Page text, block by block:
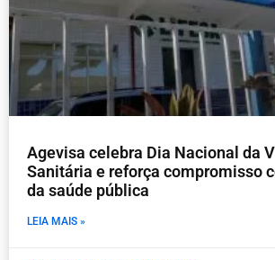
Agevisa celebra Dia Nacional da
Sanitária e reforça compromisso
da saúde pública
LEIA MAIS »